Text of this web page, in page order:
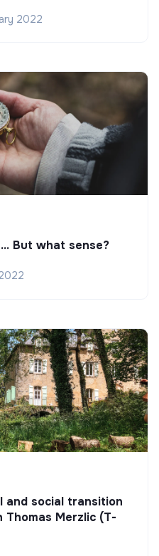
2022
But what sense?
and social transition
Merzlic (T-